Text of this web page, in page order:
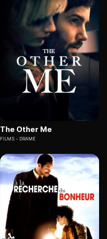
The Other Me
FILMS DRAME